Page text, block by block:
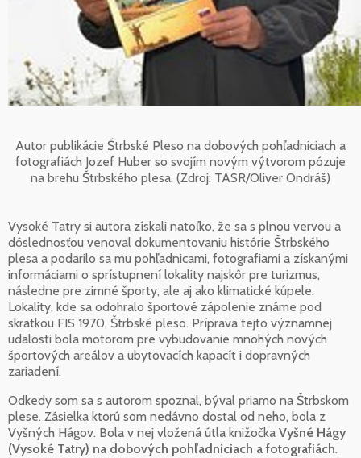
Autor publikácie Štrbské Pleso na dobových pohľadniciach a
fotografiách Jozef Huber so svojím novým výtvorom pózuje
na brehu Štrbského plesa. (Zdroj: TASR/Oliver Ondráš)
Vysoké Tatry si autora získali natoľko, že sa s plnou vervou a
dôslednosťou venoval dokumentovaniu histórie Štrbského
plesa a podarilo sa mu pohľadnicami, fotografiami a získanými
informáciami o sprístupnení lokality najskôr pre turizmus,
následne pre zimné športy, ale aj ako klimatické kúpele.
Lokality, kde sa odohralo športové zápolenie známe pod
skratkou FIS 1970, Štrbské pleso. Príprava tejto významnej
udalosti bola motorom pre vybudovanie mnohých nových
športových areálov a ubytovacích kapacít i dopravných
zariadení.
Odkedy som sa s autorom spoznal, býval priamo na Štrbskom
plese. Zásielka ktorú som nedávno dostal od neho, bola z
Vyšných Hágov. Bola v nej vložená útla knižočka Vyšné Hágy
(Vysoké Tatry) na dobových pohľadniciach a fotografiách.